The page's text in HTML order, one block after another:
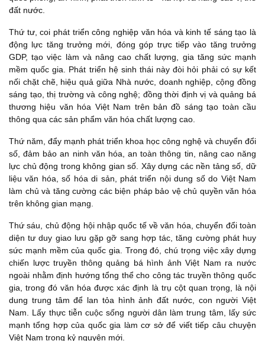
đất nước.
Thứ tư, coi phát triển công nghiệp văn hóa và kinh tế sáng tạo là
động lực tăng trưởng mới, đóng góp trực tiếp vào tăng trưởng
GDP, tạo việc làm và nâng cao chất lượng, gia tăng sức mạnh
mềm quốc gia. Phát triển hệ sinh thái này đòi hỏi phải có sự kết
nối chặt chẽ, hiệu quả giữa Nhà nước, doanh nghiệp, cộng đồng
sáng tạo, thị trường và công nghệ; đồng thời định vị và quảng bá
thương hiệu văn hóa Việt Nam trên bản đồ sáng tạo toàn cầu
thông qua các sản phẩm văn hóa chất lượng cao.
Thứ năm, đẩy mạnh phát triển khoa học công nghệ và chuyển đổi
số, đảm bảo an ninh văn hóa, an toàn thông tin, nâng cao năng
lực chủ động trong không gian số. Xây dựng các nền tảng số, dữ
liệu văn hóa, số hóa di sản, phát triển nội dung số do Việt Nam
làm chủ và tăng cường các biện pháp bảo vệ chủ quyền văn hóa
trên không gian mạng.
Thứ sáu, chủ động hội nhập quốc tế về văn hóa, chuyển đổi toàn
diện tư duy giao lưu gặp gỡ sang hợp tác, tăng cường phát huy
sức mạnh mềm của quốc gia. Trong đó, chú trọng việc xây dựng
chiến lược truyền thông quảng bá hình ảnh Việt Nam ra nước
ngoài nhằm định hướng tổng thể cho công tác truyền thông quốc
gia, trong đó văn hóa được xác định là trụ cột quan trọng, là nội
dung trung tâm để lan tỏa hình ảnh đất nước, con người Việt
Nam. Lấy thực tiễn cuộc sống người dân làm trung tâm, lấy sức
mạnh tổng hợp của quốc gia làm cơ sở để viết tiếp câu chuyện
Việt Nam trong kỷ nguyên mới.